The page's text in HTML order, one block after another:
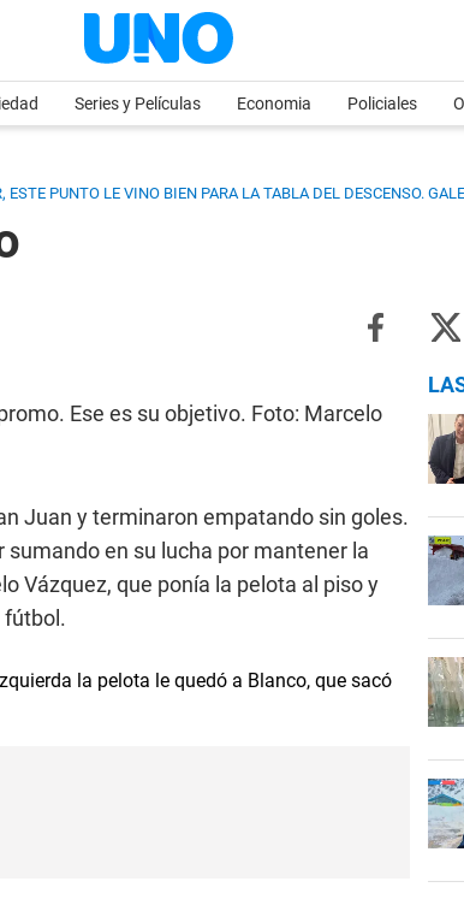
Series y Películas Economia Policiales
PUNTO LE VINO BIEN PARA LA TABLA DEL DESCENSO.
Ese es su objetivo. Foto: Marcelo
Juan y terminaron empatando sin goles.
en su lucha por mantener la
Vázquez, que ponía la pelota al piso y
fútbol.
la pelota le quedó a Blanco, que sacó